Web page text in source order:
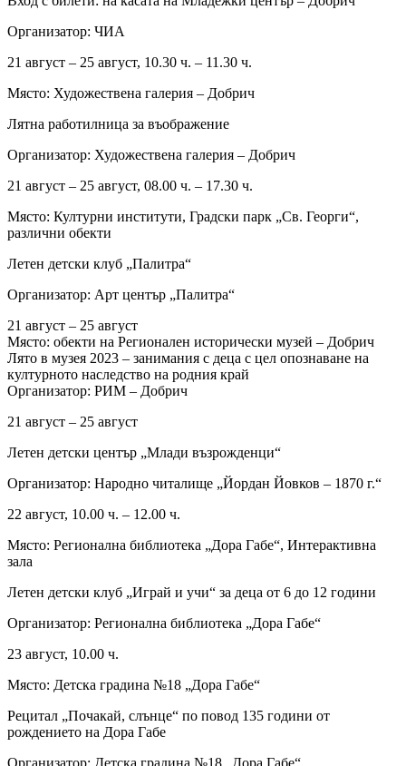
Организатор: ЧИА
21 август – 25 август, 10.30 ч. – 11.30 ч.
Място: Художествена галерия – Добрич
Лятна работилница за въображение
Организатор: Художествена галерия – Добрич
21 август – 25 август, 08.00 ч. – 17.30 ч.
Място: Културни институти, Градски парк „Св. Георги“,
различни обекти
Летен детски клуб „Палитра“
Организатор: Арт център „Палитра“
21 август – 25 август
Място: обекти на Регионален исторически музей – Добрич
Лято в музея 2023 – занимания с деца с цел опознаване на
културното наследство на родния край
Организатор: РИМ – Добрич
21 август – 25 август
Летен детски център „Млади възрожденци“
Организатор: Народно читалище „Йордан Йовков – 1870 г.“
22 август, 10.00 ч. – 12.00 ч.
Място: Регионална библиотека „Дора Габе“, Интерактивна
зала
Летен детски клуб „Играй и учи“ за деца от 6 до 12 години
Организатор: Регионална библиотека „Дора Габе“
23 август, 10.00 ч.
Място: Детска градина №18 „Дора Габе“
Рецитал „Почакай, слънце“ по повод 135 години от
рождението на Дора Габе